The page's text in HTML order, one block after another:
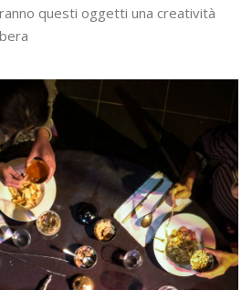
questi oggetti una creatività